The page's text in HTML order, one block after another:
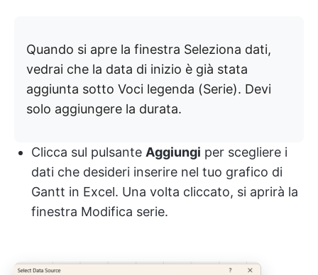
Quando si apre la finestra Seleziona dati,
vedrai che la data di inizio è già stata
aggiunta sotto Voci legenda (Serie). Devi
solo aggiungere la durata.
Clicca sul pulsante Aggiungi per scegliere i
dati che desideri inserire nel tuo grafico di
Gantt in Excel. Una volta cliccato, si aprirà la
finestra Modifica serie.